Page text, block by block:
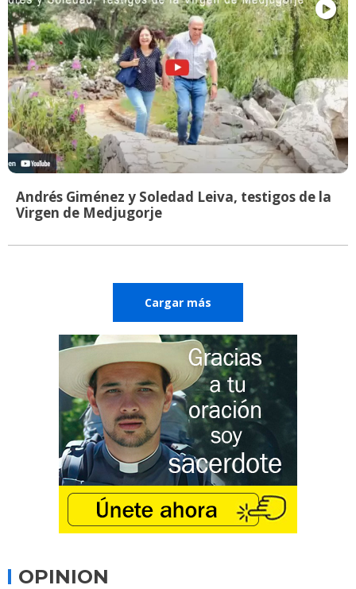
Andrés Giménez y Soledad Leiva, testigos de la
Virgen de Medjugorje
Cargar más
OPINION